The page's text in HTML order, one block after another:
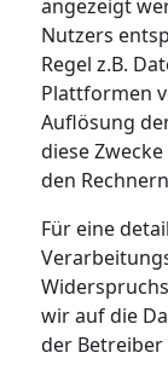
angezeigt
Nutzers
Regel z.B.
Plattformen
Auflösung
diese
den
Für eine
wir auf die
der